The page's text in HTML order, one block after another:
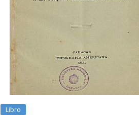
Libro